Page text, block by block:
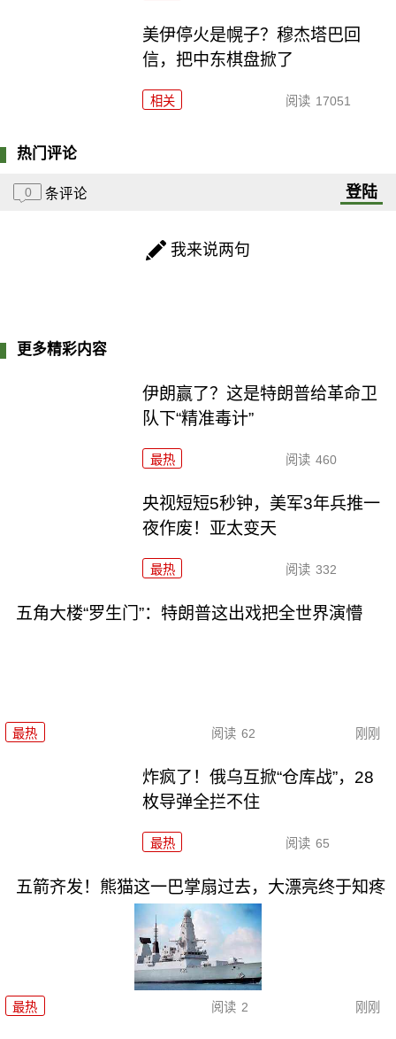
美伊停火是幌子？穆杰塔巴回
信，把中东棋盘掀了
相关 阅读 17051
热门评论
0 条评论 登陆
我来说两句
更多精彩内容
伊朗赢了？这是特朗普给革命卫
队下“精准毒计”
最热 阅读 460
央视短短5秒钟，美军3年兵推一
夜作废！亚太变天
最热 阅读 332
五角大楼“罗生门”：特朗普这出戏把全世界演懵
最热 阅读 62 刚刚
炸疯了！俄乌互掀“仓库战”，28
枚导弹全拦不住
最热 阅读 65
五箭齐发！熊猫这一巴掌扇过去，大漂亮终于知疼
最热 阅读 2 刚刚